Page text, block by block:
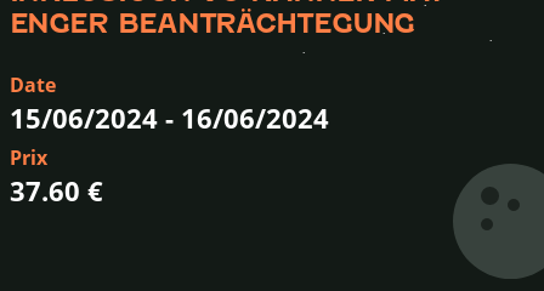
ENGER BEANTRÄCHTEGUNG
Date
15/06/2024 - 16/06/2024
Prix
37.60 €